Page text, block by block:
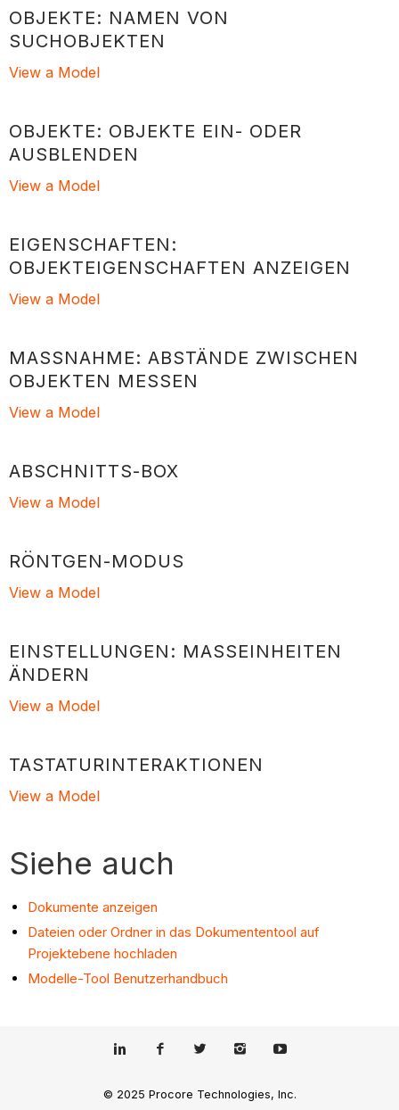
OBJEKTE: NAMEN VON
SUCHOBJEKTEN
View a Model
OBJEKTE: OBJEKTE EIN- ODER
AUSBLENDEN
View a Model
EIGENSCHAFTEN:
OBJEKTEIGENSCHAFTEN ANZEIGEN
View a Model
MASSNAHME: ABSTÄNDE ZWISCHEN O
BJEKTEN MESSEN
View a Model
ABSCHNITTS-BOX
View a Model
RÖNTGEN-MODUS
View a Model
EINSTELLUNGEN: MASSEINHEITEN Ä
NDERN
View a Model
TASTATURINTERAKTIONEN
View a Model
Siehe auch
Dokumente anzeigen
Dateien oder Ordner in das Dokumententool auf
Projektebene hochladen
Modelle-Tool Benutzerhandbuch
© 2025 Procore Technologies, Inc.